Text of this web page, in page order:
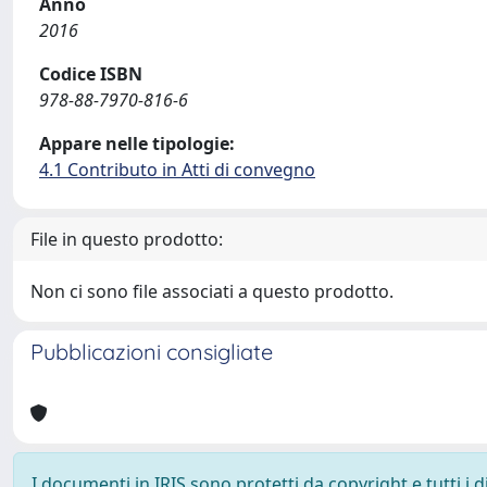
2016
Codice ISBN
978-88-7970-816-6
Appare nelle tipologie:
4.1 Contributo in Atti di convegno
File in questo prodotto:
Non ci sono file associati a questo prodotto.
Pubblicazioni consigliate